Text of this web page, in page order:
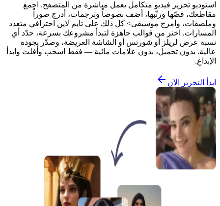
استوديو تحرير فيديو متكامل يعمل مباشرة من المتصفح. اجمع
مقاطعك، قصّها ورتّبها، أضف نصوصاً وترجمات، أدرج صوراً
وملصقات، وامزج موسيقى> كل ذلك على تايم لاين احترافي متعدد
المسارات. اختر من قوالب جاهزة لتبدأ مشروعك بسرعة، حدّد أي
نسبة عرض لريلز أو شورتس أو الشاشة العريضة، وصدّر بجودة
عالية. بدون تحميل، بدون علامات مائية — فقط اسحب وأفلت وابدأ
الإبداع.
ابدأ التحرير الآن